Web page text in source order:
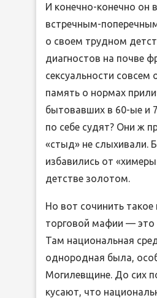
И конечно-конечно он
встречным-
о своем трудном
диагностов на почве
сексуальности совсем
память о нормах
бытовавших в 60-ые и
по себе судят? Они ж
«стыд» не слыхивали.
избавились от
детстве золотом.
Но вот сочинить такое
торговой мафии — это
Там национальная
однородная была,
Могилевщине. До сих
кусают, что